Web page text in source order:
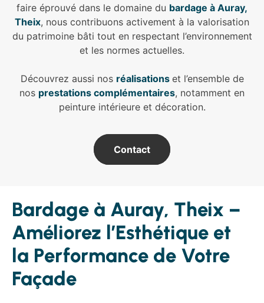
faire éprouvé dans le domaine du bardage à Auray,
Theix, nous contribuons activement à la valorisation
du patrimoine bâti tout en respectant l’environnement
et les normes actuelles.
Découvrez aussi nos réalisations et l’ensemble de
nos prestations complémentaires, notamment en
peinture intérieure et décoration.
Contact
Bardage à Auray, Theix –
Améliorez l’Esthétique et
la Performance de Votre
Façade